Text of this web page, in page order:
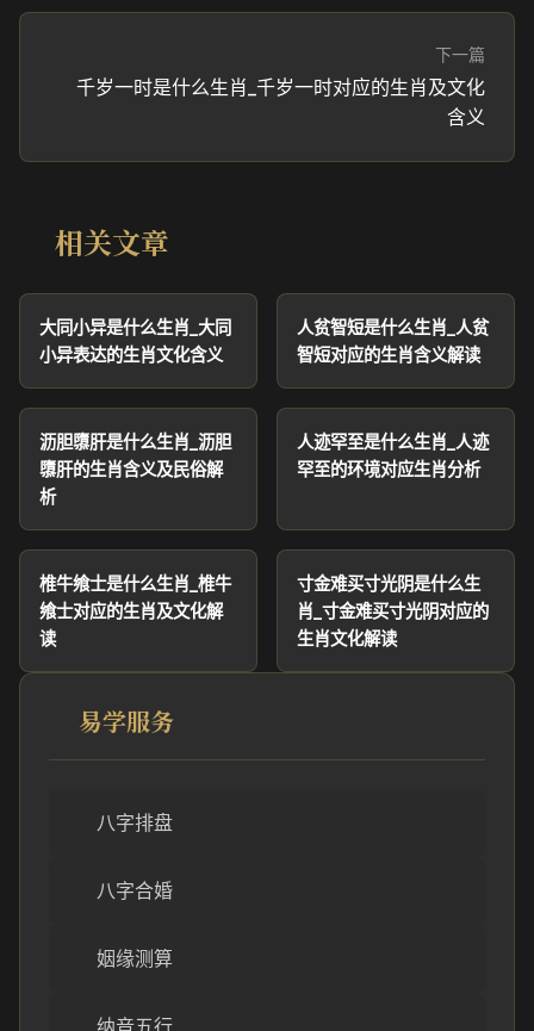
下一篇
千岁一时是什么生肖_千岁一时对应的生肖及文化
含义
相关文章
大同小异是什么生肖_大同
小异表达的生肖文化含义
人贫智短是什么生肖_人贫
智短对应的生肖含义解读
沥胆隳肝是什么生肖_沥胆
隳肝的生肖含义及民俗解
析
人迹罕至是什么生肖_人迹
罕至的环境对应生肖分析
椎牛飨士是什么生肖_椎牛
飨士对应的生肖及文化解
读
寸金难买寸光阴是什么生
肖_寸金难买寸光阴对应的
生肖文化解读
易学服务
八字排盘
八字合婚
姻缘测算
纳音五行